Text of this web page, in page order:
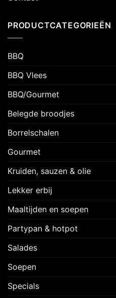
PRODUCTCATEGORIEËN
BBQ
BBQ Vlees
BBQ/Gourmet
Belegde broodjes
Borrelschalen
Gourmet
Kruiden, sauzen & olie
Lekker erbij
Maaltijden en soepen
Partypan & hotpot
Salades
Soepen
Specials